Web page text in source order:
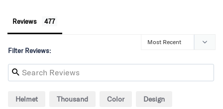
Reviews
Filter Reviews:
Helmet Thousand Color Design